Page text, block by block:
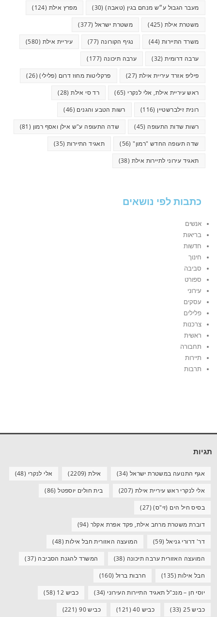
מעבר הגבול ע״ש מנחם בגין (טאבה)(30) מפרץ אילת (124)
משטרת אילת (425) משטרת ישראל (377)
משרד התיירות (44) נגיף הקורונה (77) עיריית אילת (580)
ערבה דרומית(32) ערבה תיכונה (177)
פיליפ אזרד עיריית אילת (27) פרקליטות מחוז דרום (פלילי)(26)
ראש עיריית אילת, אלי לנקרי (65) רד סי אילת(28)
רונית זילברשטיין (116) רשות הטבע והגנים (46)
רשות שדות התעופה (45) שדה התעופה ע"ש אילן ואסף רמון (81)
שדה תעופה החדש "רמון"(56) תאגיד התיירות (35)
תאגיד עירוני לתיירות אילת (38)
כתבות לפי נושאים
אנשים
בריאות
חדשות
חינוך
סביבה
ספורט
עירוני
עסקים
פלילים
צרכנות
ראשית
תחבורה
תיירות
תרבות
תגיות
אגף התנועה במשטרת ישראל (34) אילת(2209) אלי לנקרי (48)
אלי לנקרי ראש עיריית אילת (207) בית חולים יוספטל(86)
בסיס חיל הים (זי"ס)(27)
דוברת משטרת מרחב אילת, פקד אפרת אקלר (94)
דר' דרורי גניאל (59) המועצה האזורית חבל אילות(48)
המועצה האזורית ערבה תיכונה (38) המשרד להגנת הסביבה (37)
חבל אילות(135) חרבות ברזל (160)
יוסי חן – מנכ"ל תאגיד התיירות העירוני (34) כביש 12 (58)
כביש 25 (33) כביש 40 (121) כביש 90 (221)